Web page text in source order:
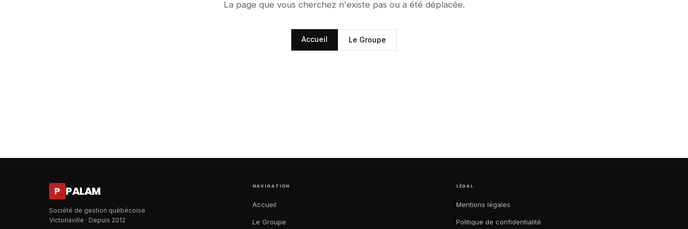
La page que vous cherchez n'existe pas ou a été déplacée.
Accueil Le Groupe
P PALAM
Société de gestion québécoise
Victoriaville · Depuis 2012
NAVIGATION
Accueil
Le Groupe
LÉGAL
Mentions légales
Politique de confidentialité